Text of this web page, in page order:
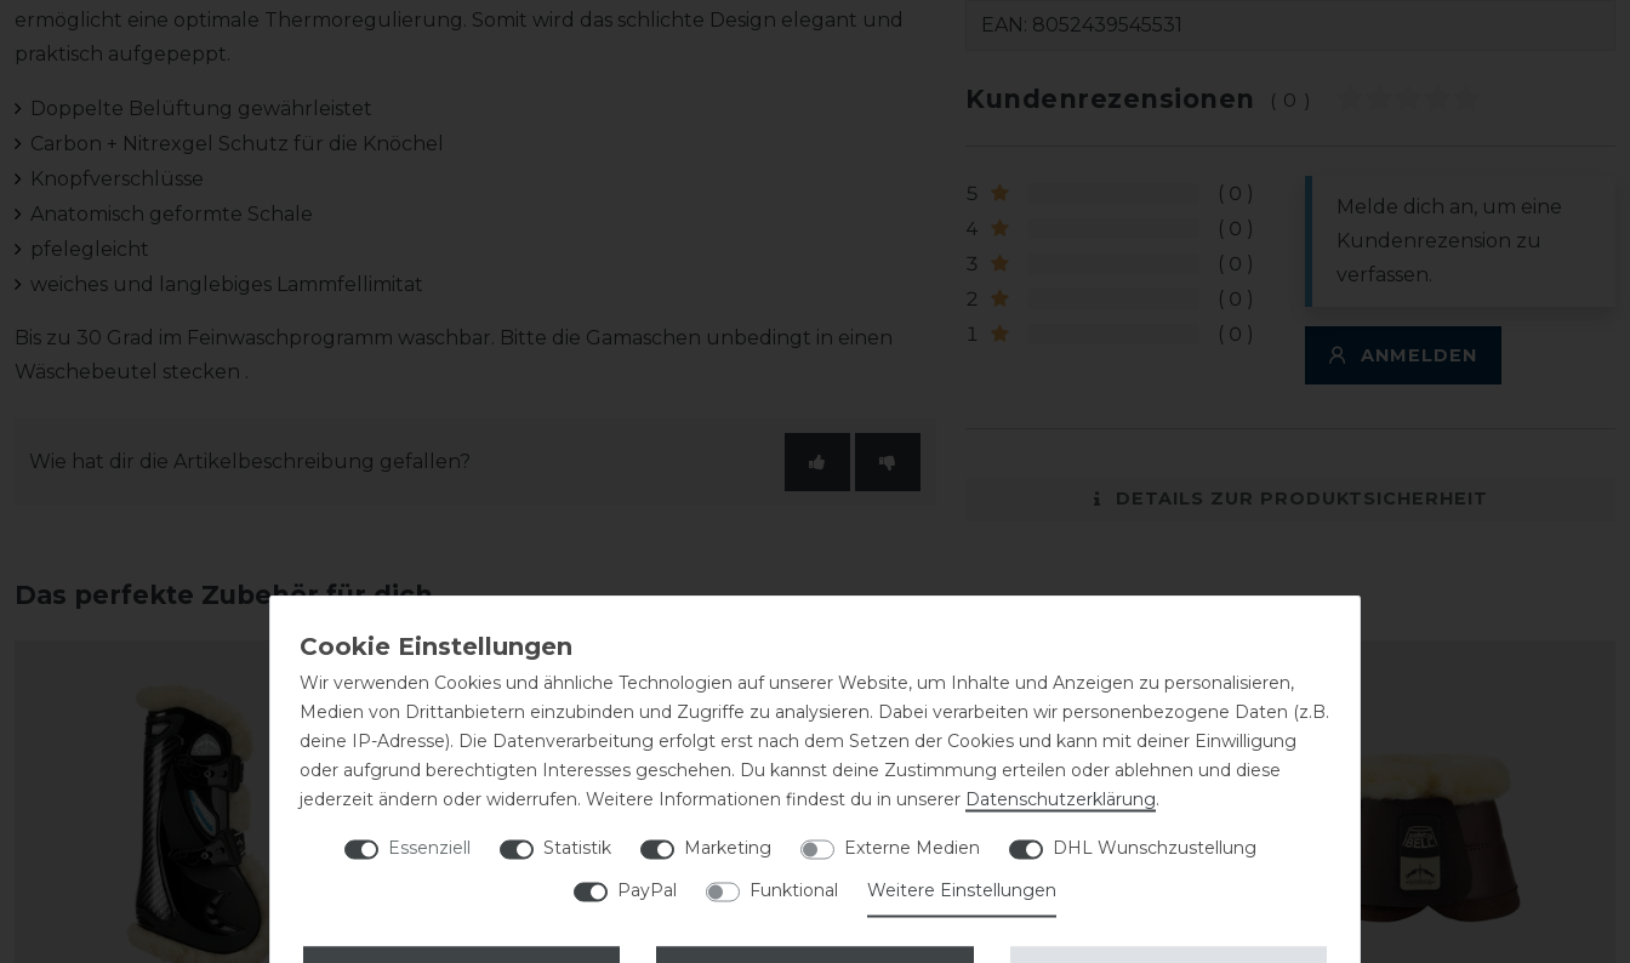
ermöglicht eine optimale Thermoregulierung. Somit wird das schlichte Design elegant und
praktisch aufgepeppt.
Doppelte Belüftung gewährleistet
Carbon + Nitrexgel Schutz für die Knöchel
Knopfverschlüsse
Anatomisch geformte Schale
pfelegleicht
weiches und langlebiges Lammfellimitat
Bis zu 30 Grad im Feinwaschprogramm waschbar. Bitte die Gamaschen unbedingt in einen
Wäschebeutel stecken .
Wie hat dir die Artikelbeschreibung gefallen?
EAN: 8052439545531
Kundenrezensionen (0)
5
0
4
0
3
0
2
0
1
0
Melde dich an, um eine
Kundenrezension zu
verfassen.
ANMELDEN
DETAILS ZUR PRODUKTSICHERHEIT
Das perfekte Zubehör für dich
Wir verwenden Cookies und ähnliche Technologien auf unserer Website, um Inhalte und Anzeigen zu personalisieren,
Medien von Drittanbietern einzubinden und Zugriffe zu analysieren. Dabei verarbeiten wir personenbezogene Daten (z.B.
deine IP-Adresse). Die Datenverarbeitung erfolgt erst nach dem Setzen der Cookies und kann mit deiner Einwilligung
oder aufgrund berechtigten Interesses geschehen. Du kannst deine Zustimmung erteilen oder ablehnen und diese
jederzeit ändern oder widerrufen. Weitere Informationen findest du in unserer Daten­schutz­erklärung.
Essenziell Statistik Marketing Externe Medien
DHL Wunschzustellung
PayPal
Funktional Weitere Einstellungen